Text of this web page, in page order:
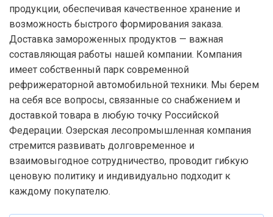
продукции, обеспечивая качественное хранение и
возможность быстрого формирования заказа.
Доставка замороженных продуктов — важная
составляющая работы нашей компании. Компания
имеет собственный парк современной
рефрижераторной автомобильной техники. Мы берем
на себя все вопросы, связанные со снабжением и
доставкой товара в любую точку Российской
Федерации. Озерская лесопромышленная компания
стремится развивать долговременное и
взаимовыгодное сотрудничество, проводит гибкую
ценовую политику и индивидуально подходит к
каждому покупателю.